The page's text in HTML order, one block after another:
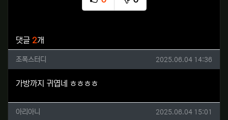
추천
비추천
댓글 2개
조폭스터디님의 댓글
조폭스터디 작성일
2025.06.04 14:36
가방까지 귀엽네 ㅎㅎㅎㅎ
아리아니님의 댓글
아리아니 작성일
2025.06.04 15:01